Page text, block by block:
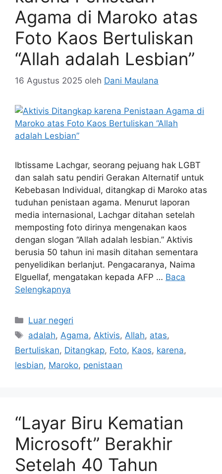
Agama di Maroko atas
Foto Kaos Bertuliskan
“Allah adalah Lesbian”
16 Agustus 2025 oleh Dani Maulana
Ibtissame Lachgar, seorang pejuang hak LGBT
dan salah satu pendiri Gerakan Alternatif untuk
Kebebasan Individual, ditangkap di Maroko atas
tuduhan penistaan agama. Menurut laporan
media internasional, Lachgar ditahan setelah
memposting foto dirinya mengenakan kaos
dengan slogan “Allah adalah lesbian.” Aktivis
berusia 50 tahun ini masih ditahan sementara
penyelidikan berlanjut. Pengacaranya, Naima
Elguellaf, mengatakan kepada AFP … Baca
Selengkapnya
Kategori
Luar negeri
Tag
adalah,Agama,Aktivis,Allah, atas,
Bertuliskan, Ditangkap, Foto, Kaos, karena,
lesbian, Maroko, penistaan
“Layar Biru Kematian
Microsoft” Berakhir
Setelah 40 Tahun